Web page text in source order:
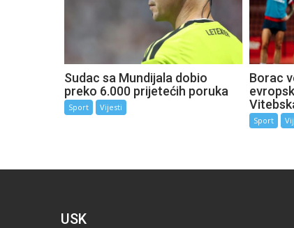
Sudac sa Mundijala dobio
preko 6.000 prijetećih poruka
Sport Vijesti
Borac
Sport
USK